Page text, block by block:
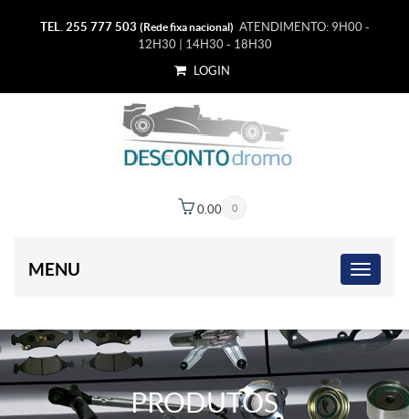
TEL. 255 777 503 (Rede fixa nacional) ATENDIMENTO: 9H00 -
12H30 | 14H30 - 18H30
LOGIN
0
0.00
MENU
PRODUTOS